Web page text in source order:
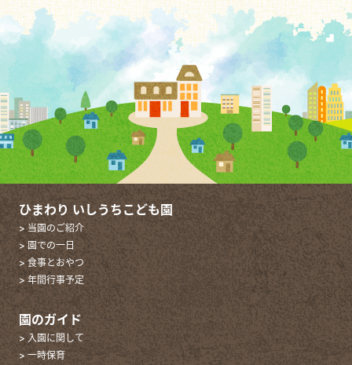
ひまわり いしうちこども園
> 当園のご紹介
> 園での一日
> 食事とおやつ
> 年間行事予定
園のガイド
> 入園に関して
> 一時保育